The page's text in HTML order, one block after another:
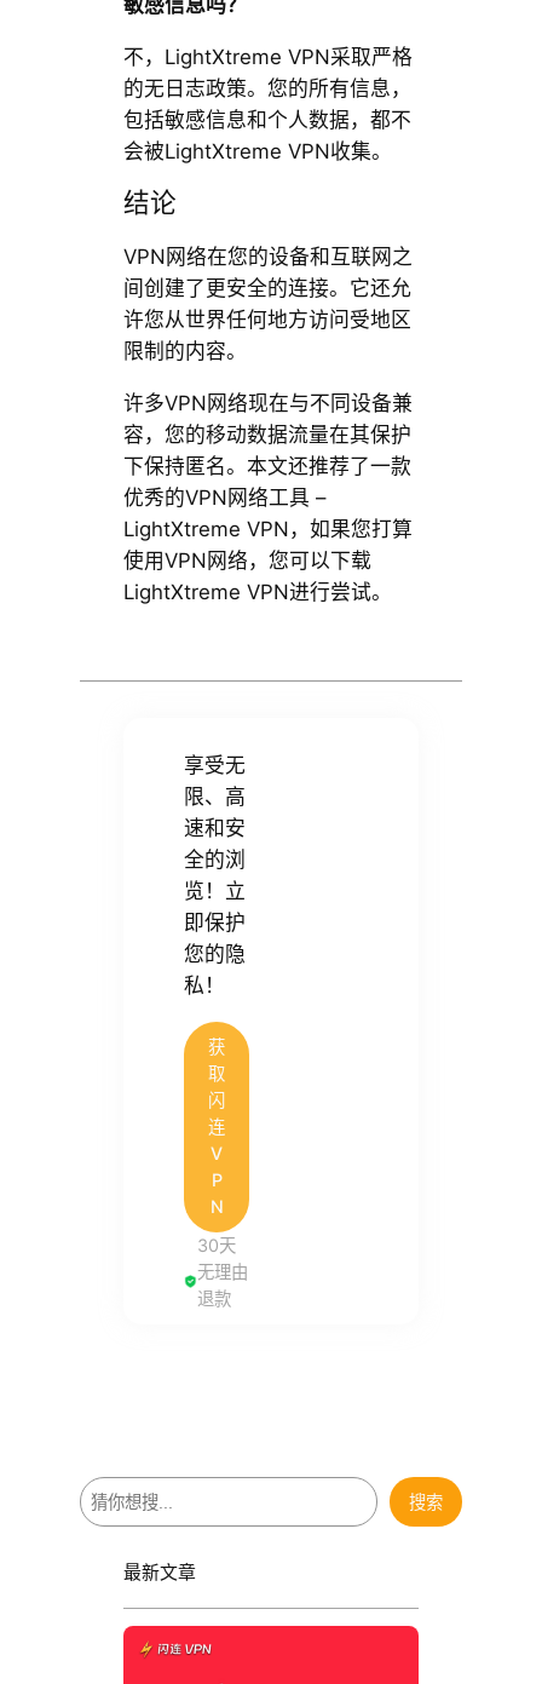
敏感信息吗？
不，LightXtreme VPN采取严格
的无日志政策。您的所有信息，
包括敏感信息和个人数据，都不
会被LightXtreme VPN收集。
结论
VPN网络在您的设备和互联网之
间创建了更安全的连接。它还允
许您从世界任何地方访问受地区
限制的内容。
许多VPN网络现在与不同设备兼
容，您的移动数据流量在其保护
下保持匿名。本文还推荐了一款
优秀的VPN网络工具 –
LightXtreme VPN，如果您打算
使用VPN网络，您可以下载
LightXtreme VPN进行尝试。
享受无
限、高
速和安
全的浏
览！立
即保护
您的隐
私！
获
取
闪
连
V
P
N
30天
无理由
退款
搜
索
搜索
最新文章